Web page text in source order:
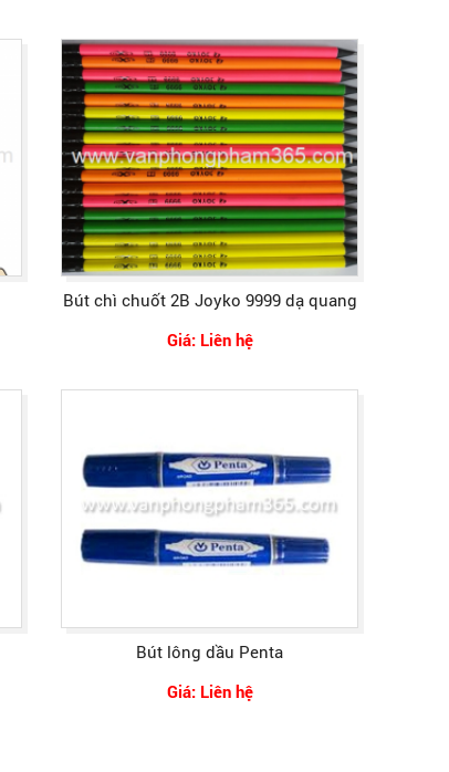
Bút chì chuốt 2B Joyko 9999 dạ quang
Giá: Liên hệ
Bút lông dầu Penta
Giá: Liên hệ